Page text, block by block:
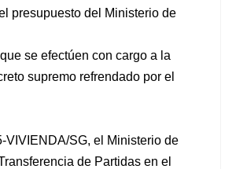
presupuesto del Ministerio de
se efectúen con cargo a la
supremo refrendado por el
VIVIENDA/SG, el Ministerio de
de Partidas en el